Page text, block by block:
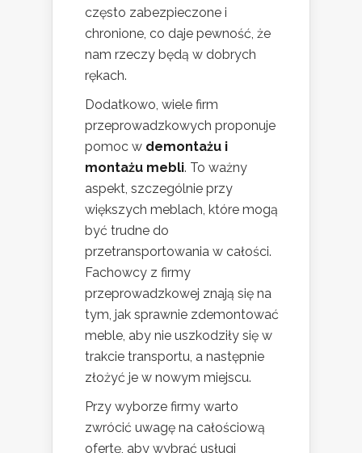
często zabezpieczone i
chronione, co daje pewność, że
nam rzeczy będą w dobrych
rękach.
Dodatkowo, wiele firm
przeprowadzkowych proponuje
pomoc w demontażu i
montażu mebli. To ważny
aspekt, szczególnie przy
większych meblach, które mogą
być trudne do
przetransportowania w całości.
Fachowcy z firmy
przeprowadzkowej znają się na
tym, jak sprawnie zdemontować
meble, aby nie uszkodziły się w
trakcie transportu, a następnie
złożyć je w nowym miejscu.
Przy wyborze firmy warto
zwrócić uwagę na całościową
ofertę, aby wybrać usługi